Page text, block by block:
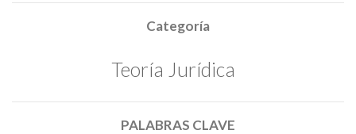
Categoría
Teoría Jurídica
PALABRAS CLAVE